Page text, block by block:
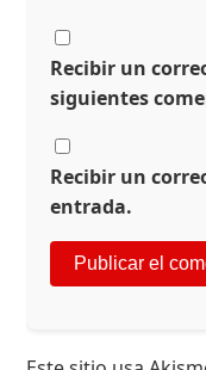
Recibir un
siguientes
Recibir un
entrada.